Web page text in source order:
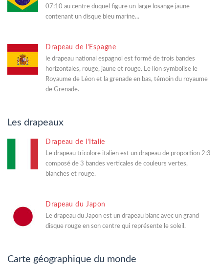
07:10 au centre duquel figure un large losange jaune
contenant un disque bleu marine...
Drapeau de l'Espagne
le drapeau national espagnol est formé de trois bandes
horizontales, rouge, jaune et rouge. Le lion symbolise le
Royaume de Léon et la grenade en bas, témoin du royaume
de Grenade.
Les drapeaux
Drapeau de l'Italie
Le drapeau tricolore italien est un drapeau de proportion 2:3
composé de 3 bandes verticales de couleurs vertes,
blanches et rouge.
Drapeau du Japon
Le drapeau du Japon est un drapeau blanc avec un grand
disque rouge en son centre qui représente le soleil.
Carte géographique du monde